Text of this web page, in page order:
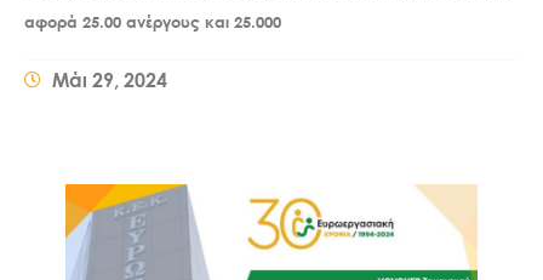
αφορά 25.00 ανέργους και 25.000
Μάι 29, 2024